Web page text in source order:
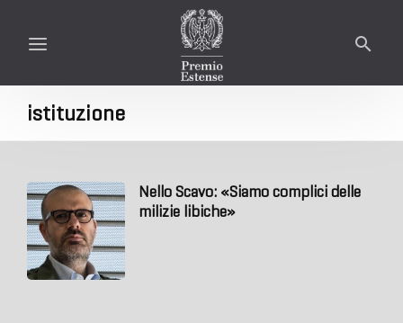
istituzione
Nello Scavo: «Siamo complici delle
milizie libiche»